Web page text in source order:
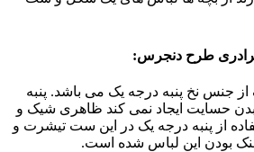
طرح دنجرس:
جنس نخ پنبه درجه یک می باشد. پنبه
بدن حسایت ایجاد نمی کند ظاهری شیک و
از پنبه درجه یک در این ست تیشرت و
بودن این لباس شده است.